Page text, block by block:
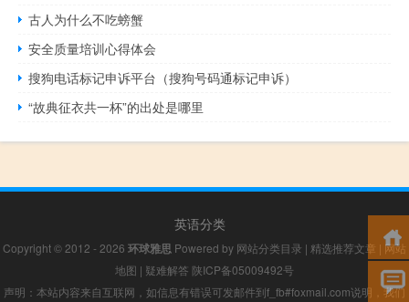
古人为什么不吃螃蟹
安全质量培训心得体会
搜狗电话标记申诉平台（搜狗号码通标记申诉）
“故典征衣共一杯”的出处是哪里
英语分类
Copyright © 2012 - 2026 环球雅思 Powered by 网站分类目录 | 精选推荐文章 | 网站
地图 | 疑难解答 陕ICP备05009492号
声明：本站内容来自互联网，如信息有错误可发邮件到f_fb#foxmail.com说明，我们